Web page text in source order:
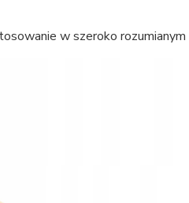
w szeroko rozumianym